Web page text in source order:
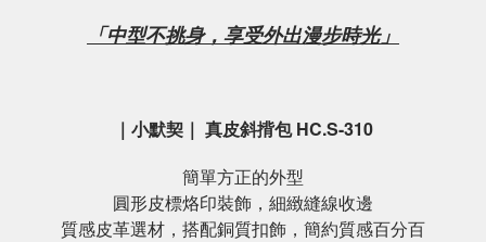
「中型不挑身，享受外出漫步時光」
｜小默契｜ 真皮斜揹包 HC.S-310
簡單方正的外型
圓形皮標烙印裝飾，細緻縫線收邊
質感皮革選材，搭配銅質扣飾，簡約質感百分百